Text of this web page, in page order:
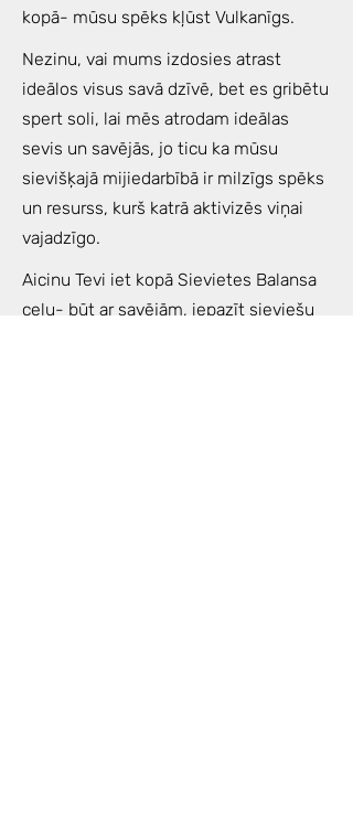
kopā- mūsu spēks kļūst Vulkanīgs.
Nezinu, vai mums izdosies atrast
ideālos visus savā dzīvē, bet es gribētu
spert soli, lai mēs atrodam ideālas
sevis un savējās, jo ticu ka mūsu
sievišķajā mijiedarbībā ir milzīgs spēks
un resurss, kurš katrā aktivizēs viņai
vajadzīgo.
Aicinu Tevi iet kopā Sievietes Balansa
ceļu- būt ar savējām, iepazīt sieviešu